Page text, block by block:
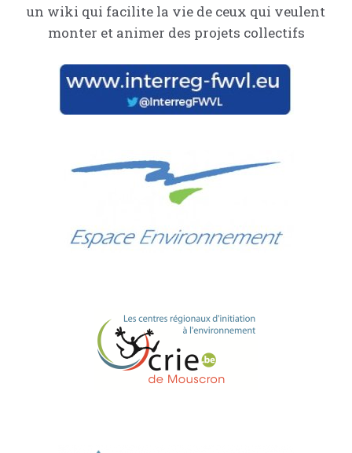
un wiki qui facilite la vie de ceux qui veulent
monter et animer des projets collectifs